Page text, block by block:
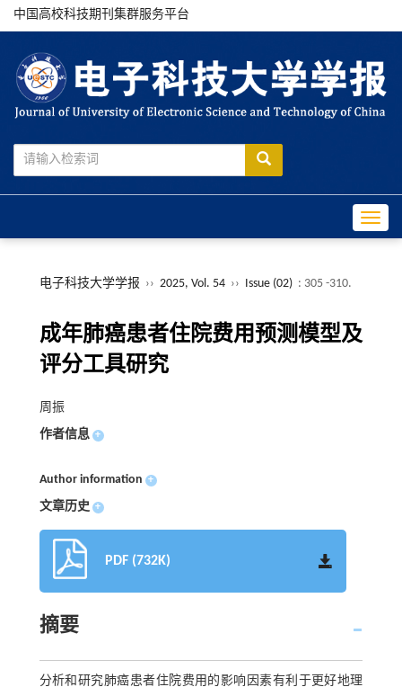
中国高校科技期刊集群服务平台
电子科技大学学报 ›› 2025, Vol. 54 ›› Issue (02) : 305 -310.
成年肺癌患者住院费用预测模型及
评分工具研究
周振
作者信息 +
Author information +
文章历史 +
PDF (732K)
摘要
分析和研究肺癌患者住院费用的影响因素有利于更好地理